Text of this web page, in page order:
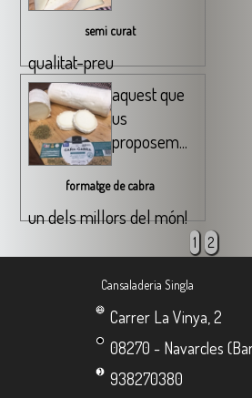
semi curat
qualitat-preu
formatge de cabra
aquest que
us
proposem...
un dels millors del món!
1 2
Cansaladeria Singla
Carrer La Vinya, 2
08270 - Navarcles
938270380